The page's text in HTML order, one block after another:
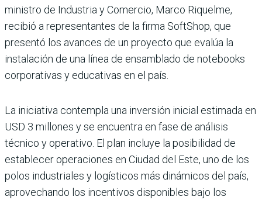
ministro de Industria y Comercio, Marco Riquelme,
recibió a representantes de la firma SoftShop, que
presentó los avances de un proyecto que evalúa la
instalación de una línea de ensamblado de notebooks
corporativas y educativas en el país.
La iniciativa contempla una inversión inicial estimada en
USD 3 millones y se encuentra en fase de análisis
técnico y operativo. El plan incluye la posibilidad de
establecer operaciones en Ciudad del Este, uno de los
polos industriales y logísticos más dinámicos del país,
aprovechando los incentivos disponibles bajo los